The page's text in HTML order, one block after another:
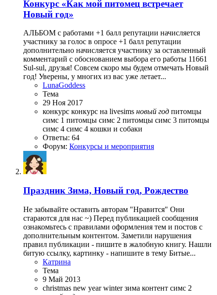
Конкурс «Как мой питомец встречает
Новый год»
АЛЬБОМ с работами +1 балл репутации начисляется
участнику за голос в опросе +1 балл репутации
дополнительно начисляется участнику за оставленный
комментарий с обоснованием выбора его работы 11661
Sul-sul, друзья! Совсем скоро мы будем отмечать Новый
год! Уверены, у многих из вас уже летает...
LunaGoddess
Тема
29 Ноя 2017
конкурс конкурс на livesims новый год питомцы
симс 1 питомцы симс 2 питомцы симс 3 питомцы
симс 4 симс 4 кошки и собаки
Ответы: 64
Форум: Конкурсы и мероприятия
Праздник Зима, Новый год, Рождество
Не забывайте оставить авторам "Нравится" Они
стараются для нас ~) Перед публикацией сообщения
ознакомьтесь с правилами оформления тем и постов с
дополнительным контентом. Заметили нарушения
правил публикации - пишите в жалобную книгу. Нашли
битую ссылку, картинку - напишите в тему Битые...
Катрина
Тема
9 Май 2013
christmas new yearwinterзима контент симс 2